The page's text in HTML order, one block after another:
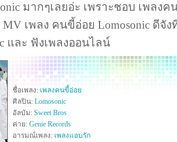
มากๆเลยอ่ะ เพราะชอบ เพลงค
เพลง คนขี้อ่อย Lomosonic ดีจั
และ ฟังเพลงออนไลน์
ชื่อเพลง: เพลงคนขี้อ่อย
ศิลปิน: Lomosonic
อัลบัม: Sweet Bros
ค่าย: Genie Records
อารมณ์เพลง: เพลงแอบรัก